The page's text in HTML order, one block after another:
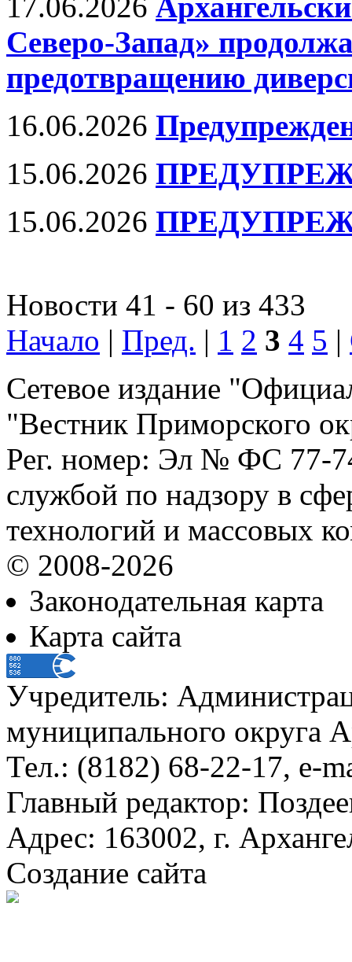
Северо-Запад»
предотвращению
16.06.2026
15.06.2026
15.06.2026
Новости 41 - 60 из 433
Начало | Пред. | 1 2 3 4 5 |
Сетевое издание
"Вестник Приморского
Рег. номер: Эл № ФС 77-
службой по надзору в
технологий и массовых
© 2008-2026
Законодательная карта
Карта сайта
Учредитель:
муниципального округа
Тел.: (8182) 68-22-17, e-
Главный редактор:
Адрес: 163002, г.
Создание сайта